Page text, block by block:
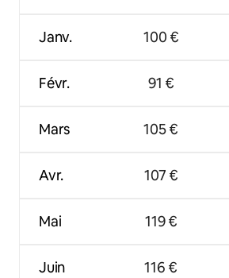
Janv.
Févr.
Mars
Avr.
Mai
Juin
100 €
91 €
105 €
107 €
119 €
116 €